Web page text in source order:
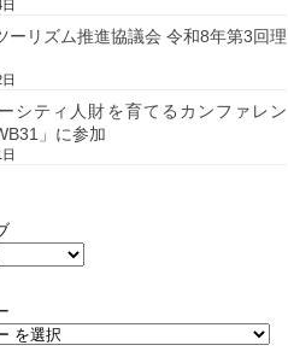
ーリズム推進協議会 令和8年第3回理
ーシティ人財を育てるカンファレン
」に参加